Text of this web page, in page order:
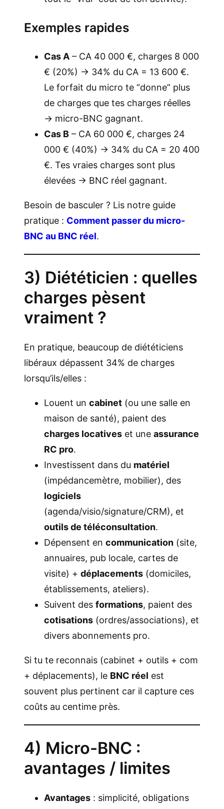
Exemples rapides
Cas A – CA 40 000 €, charges 8 000
€ (20%) → 34% du CA = 13 600 €.
Le forfait du micro te “donne” plus
de charges que tes charges réelles
→ micro-BNC gagnant.
Cas B – CA 60 000 €, charges 24
000 € (40%) → 34% du CA = 20 400
€. Tes vraies charges sont plus
élevées → BNC réel gagnant.
Besoin de basculer ? Lis notre guide
pratique : Comment passer du micro-
BNC au BNC réel.
3) Diététicien : quelles
charges pèsent
vraiment ?
En pratique, beaucoup de diététiciens
libéraux dépassent 34% de charges
lorsqu’ils/elles :
Louent un cabinet (ou une salle en
maison de santé), paient des
charges locatives et une assurance
RC pro.
Investissent dans du matériel
(impédancemètre, mobilier), des
logiciels
(agenda/visio/signature/CRM), et
outils de téléconsultation.
Dépensent en communication (site,
annuaires, pub locale, cartes de
visite) + déplacements (domiciles,
établissements, ateliers).
Suivent des formations, paient des
cotisations (ordres/associations), et
divers abonnements pro.
Si tu te reconnais (cabinet + outils + com
+ déplacements), le BNC réel est
souvent plus pertinent car il capture ces
coûts au centime près.
4) Micro-BNC :
avantages / limites
Avantages : simplicité, obligations